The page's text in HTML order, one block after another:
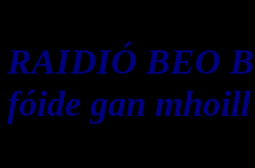
RAIDIÓ BEO
fóide gan